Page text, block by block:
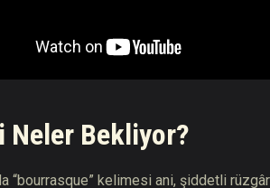
Neler Bekliyor?
“bourrasque” kelimesi ani, şiddetli